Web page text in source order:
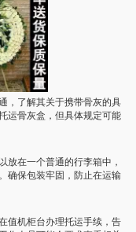
，了解其关于携带骨灰的具
运骨灰盒，但具体规定可能
放在一个普通的行李箱中，
确保包装牢固，防止在运输
值机柜台办理托运手续，告